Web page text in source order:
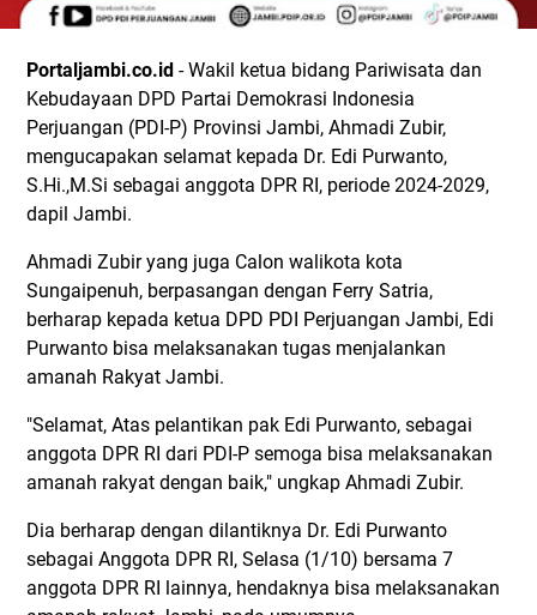
Portaljambi.co.id - Wakil ketua bidang Pariwisata dan
Kebudayaan DPD Partai Demokrasi Indonesia
Perjuangan (PDI-P) Provinsi Jambi, Ahmadi Zubir,
mengucapakan selamat kepada Dr. Edi Purwanto,
S.Hi.,M.Si sebagai anggota DPR RI, periode 2024-2029,
dapil Jambi.
Ahmadi Zubir yang juga Calon walikota kota
Sungaipenuh, berpasangan dengan Ferry Satria,
berharap kepada ketua DPD PDI Perjuangan Jambi, Edi
Purwanto bisa melaksanakan tugas menjalankan
amanah Rakyat Jambi.
"Selamat, Atas pelantikan pak Edi Purwanto, sebagai
anggota DPR RI dari PDI-P semoga bisa melaksanakan
amanah rakyat dengan baik," ungkap Ahmadi Zubir.
Dia berharap dengan dilantiknya Dr. Edi Purwanto
sebagai Anggota DPR RI, Selasa (1/10) bersama 7
anggota DPR RI lainnya, hendaknya bisa melaksanakan